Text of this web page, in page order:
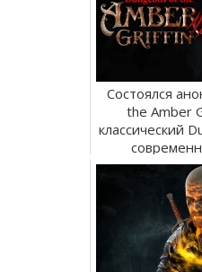
Состоялся
the Amber
классический